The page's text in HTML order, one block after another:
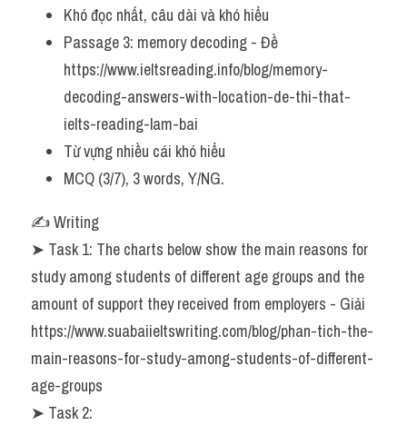
Khó đọc nhất, câu dài và khó hiểu
Passage 3: memory decoding - Đề
https://www.ieltsreading.info/blog/memory-
decoding-answers-with-location-de-thi-that-
ielts-reading-lam-bai
Từ vựng nhiều cái khó hiểu
MCQ (3/7), 3 words, Y/NG.
✍️ Writing
➤ Task 1: The charts below show the main reasons for
study among students of different age groups and the
amount of support they received from employers - Giải
https://www.suabaiieltswriting.com/blog/phan-tich-the-
main-reasons-for-study-among-students-of-different-
age-groups
➤ Task 2: